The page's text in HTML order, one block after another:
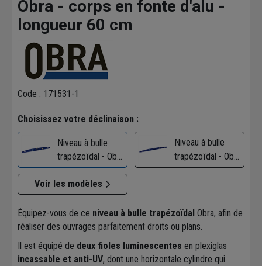
Obra - corps en fonte d'alu -
longueur 60 cm
Code : 171531-1
Choisissez votre déclinaison :
Niveau à bulle
trapézoïdal - Obra
- corps en fonte
d'alu - longueur 60
cm
Niveau à bulle
trapézoïdal - Obra
- corps en fonte
Voir les modèles
Équipez-vous de ce niveau à bulle trapézoïdal Obra, afin de
réaliser des ouvrages parfaitement droits ou plans.
Il est équipé de deux fioles luminescentes en plexiglas
incassable et anti-UV, dont une horizontale cylindre qui